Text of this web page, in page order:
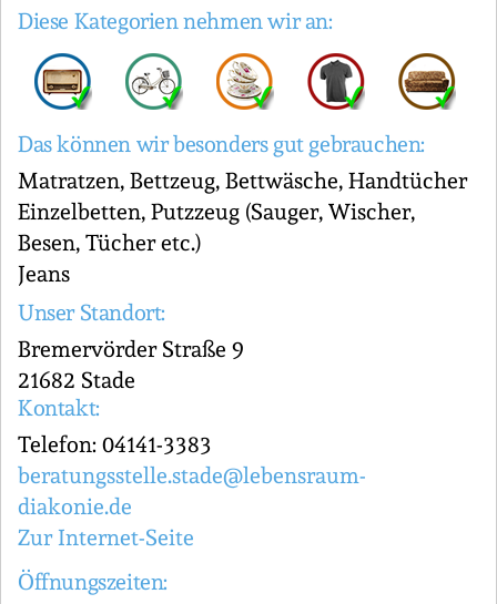
Diese Kategorien nehmen wir an:
Das können wir besonders gut gebrauchen:
Matratzen, Bettzeug, Bettwäsche, Handtücher
Einzelbetten, Putzzeug (Sauger, Wischer,
Besen, Tücher etc.)
Jeans
Unser Standort:
Bremervörder Straße 9
21682 Stade
Kontakt:
Telefon: 04141-3383
beratungsstelle.stade@lebensraum-
diakonie.de
Zur Internet-Seite
Öffnungszeiten: